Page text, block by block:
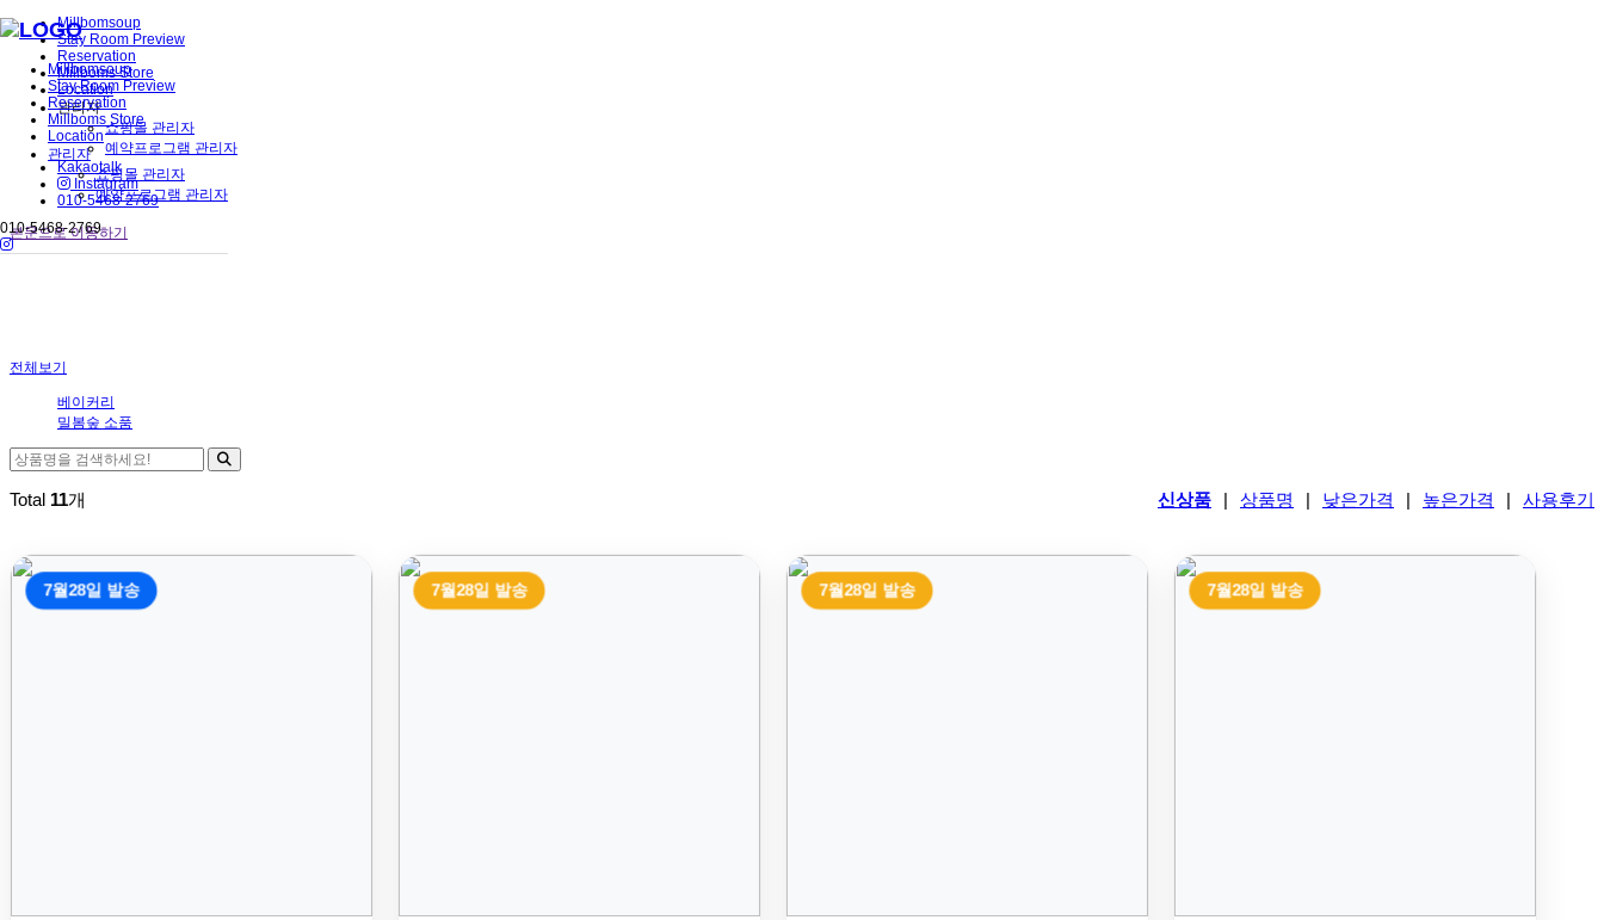
Millbomsoup
Stay Room Preview
Reservation
Millboms Store
Location
관리자
쇼핑몰 관리자
예약프로그램 관리자
010-5468-2769
Millbomsoup
Stay Room Preview
Reservation
Millboms Store
Location
관리자
쇼핑몰 관리자
예약프로그램 관리자
Kakaotalk
Instagram
010-5468-2769
본문으로 이동하기
전체보기
베이커리
밀봄숲 소품
Total 11개 신상품 상품명 낮은가격 높은가격 사용후기
7월28일 발송 7월28일 발송 7월28일 발송 7월28일 발송